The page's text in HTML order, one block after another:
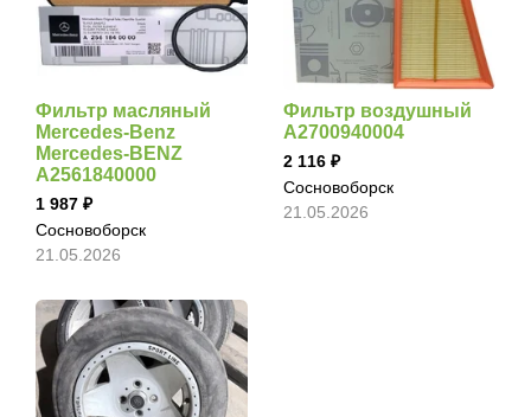
Фильтр масляный
Mercedes-Benz
Mercedes-BENZ
A2561840000
1 987
Сосновоборск
21.05.2026
Фильтр воздушный
A2700940004
2 116
Сосновоборск
21.05.2026